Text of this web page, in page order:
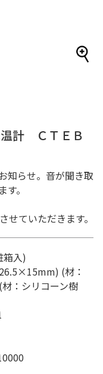
温計 ＣＴＥＢ
知らせ。音が聞き取
。
ていただきます。
箱入)
(材：
：シリコーン樹